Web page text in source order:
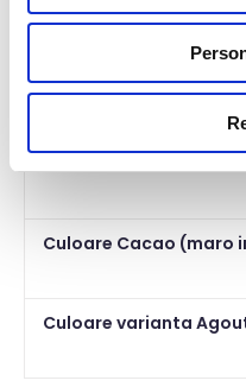
Congenital
Culoare Cacao (maro
Culoare varianta